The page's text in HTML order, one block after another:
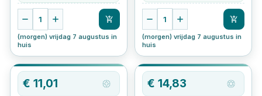
1
(morgen) vrijdag 7 augustus in
huis
1
(morgen) vrijdag 7 augustus in
huis
€11,01 € 14,83